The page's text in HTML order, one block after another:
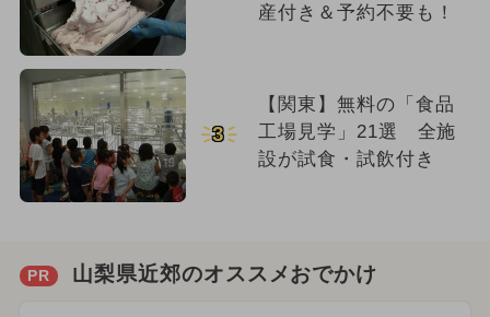
産付き＆予約不要も！
3
【関東】無料の「食品
工場見学」21選 全施
設が試食・試飲付き
PR 山梨県近郊のオススメおでかけ